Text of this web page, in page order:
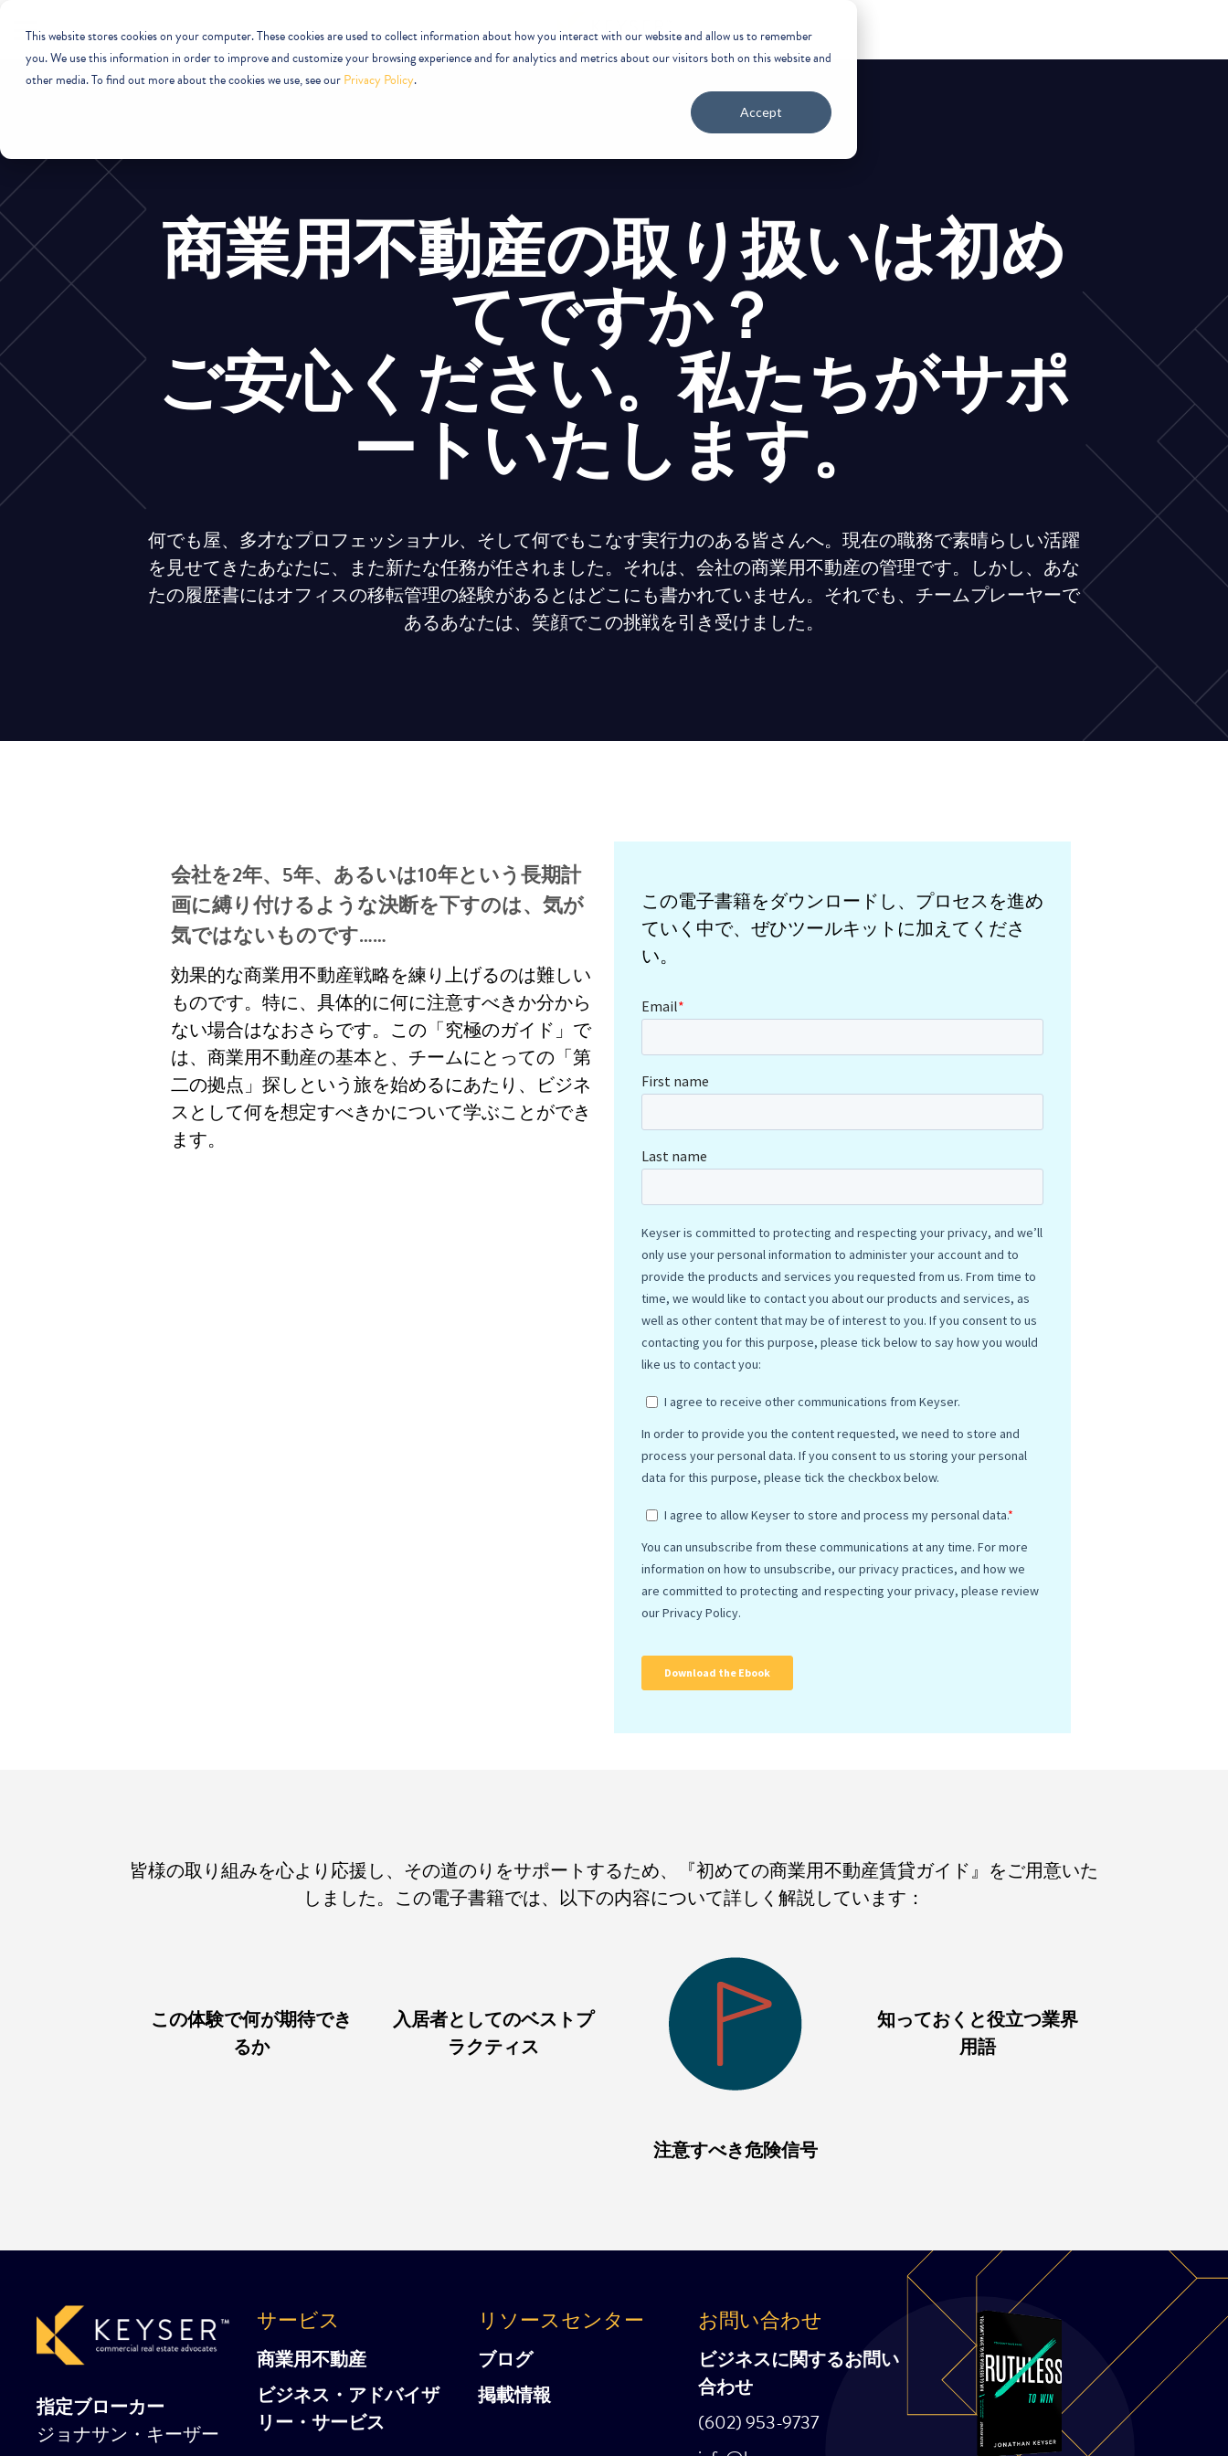
This website stores cookies on your computer. These cookies are used to collect information about how you interact with our website and allow us to remember
you. We use this information in order to improve and customize your browsing experience and for analytics and metrics about our visitors both on this website and
other media. To find out more about the cookies we use, see ourPrivacy Policy.
Accept
商業用不動産の取り扱いは初め
てですか？
ご安心ください。私たちがサポ
ートいたします。
何でも屋、多才なプロフェッショナル、そして何でもこなす実行力のある皆さんへ。現在の職務で素晴らしい活躍
を見せてきたあなたに、また新たな任務が任されました。それは、会社の商業用不動産の管理です。しかし、あな
たの履歴書にはオフィスの移転管理の経験があるとはどこにも書かれていません。それでも、チームプレーヤーで
あるあなたは、笑顔でこの挑戦を引き受けました。
会社を2年、5年、あるいは10年という長期計
画に縛り付けるような決断を下すのは、気が
気ではないものです……
効果的な商業用不動産戦略を練り上げるのは難しい
ものです。特に、具体的に何に注意すべきか分から
ない場合はなおさらです。この「究極のガイド」で
は、商業用不動産の基本と、チームにとっての「第
二の拠点」探しという旅を始めるにあたり、ビジネ
スとして何を想定すべきかについて学ぶことができ
ます。
この電子書籍をダウンロードし、プロセスを進め
ていく中で、ぜひツールキットに加えてくださ
い。
皆様の取り組みを心より応援し、その道のりをサポートするため、『初めての商業用不動産賃貸ガイド』をご用意いた
しました。この電子書籍では、以下の内容について詳しく解説しています：
この体験で何が期待でき
るか
入居者としてのベストプ
ラクティス
注意すべき危険信号
知っておくと役立つ業界
用語
指定ブローカー
ジョナサン・キーザー
サービス
商業用不動産
ビジネス・アドバイザ
リー・サービス
リソースセンター
ブログ
掲載情報
お問い合わせ
ビジネスに関するお問い
合わせ
(602) 953-9737